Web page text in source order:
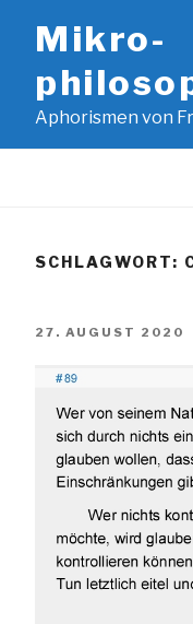
InhaltMikro-
Aphorismen von
SCHLAGWORT:
VERÖFFENTLICHT
27. AUGUST 2020